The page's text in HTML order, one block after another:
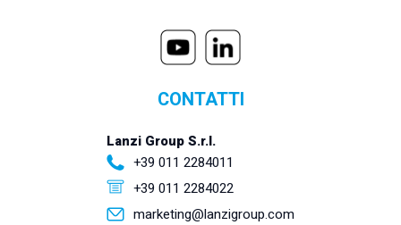
CONTATTI
Lanzi Group S.r.l.
+39 011 2284011
+39 011 2284022
marketing@lanzigroup.com